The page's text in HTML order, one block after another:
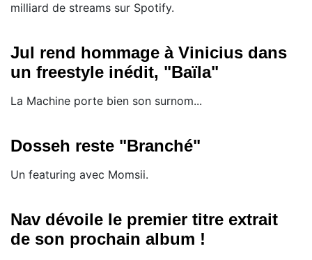
milliard de streams sur Spotify.
Jul rend hommage à Vinicius dans
un freestyle inédit, "Baïla"
La Machine porte bien son surnom...
Dosseh reste "Branché"
Un featuring avec Momsii.
Nav dévoile le premier titre extrait
de son prochain album !